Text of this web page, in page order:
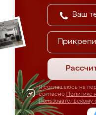
Я соглашаюсь на
согласно Политике